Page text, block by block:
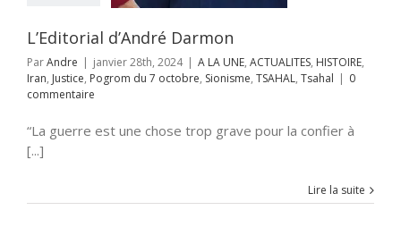
L’Editorial d’André Darmon
ParAndre | janvier 28th, 2024 | A LA UNE, ACTUALITES, HISTOIRE,
Iran, Justice, Pogrom du 7 octobre, Sionisme, TSAHAL, Tsahal | 0
commentaire
“La guerre est une chose trop grave pour la confier à
[...]
Lire la suite